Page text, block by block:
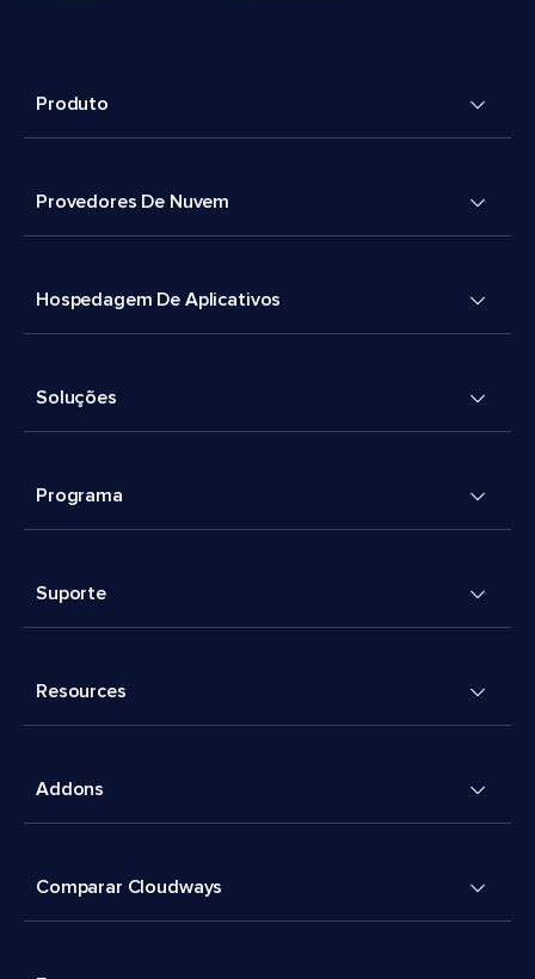
Produto
Provedores De Nuvem
Hospedagem De Aplicativos
Soluções
Programa
Suporte
Resources
Addons
Comparar Cloudways